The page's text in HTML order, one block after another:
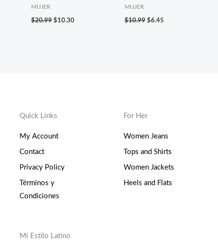
MUJER
$20.99 $10.30
MUJER
$10.99 $6.45
Quick Links
My Account
Contact
Privacy Policy
Términos y
Condiciones
For Her
Women Jeans
Tops and Shirts
Women Jackets
Heels and Flats
Mi Estilo Latino